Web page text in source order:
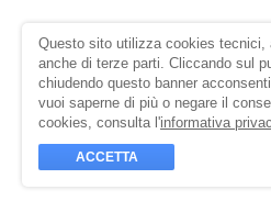
Questo sito utilizza cookies tecnici,
anche di terze parti. Cliccando sul
chiudendo questo banner
vuoi saperne di più o negare il
cookies, consulta l'informativa
ACCETTA